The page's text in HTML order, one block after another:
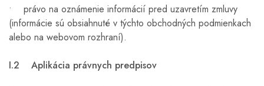
• právo na oznámenie informácií pred uzavretím zmluvy
(informácie sú obsiahnuté v týchto obchodných podmienkach
alebo na webovom rozhraní).
I.2 Aplikácia právnych predpisov